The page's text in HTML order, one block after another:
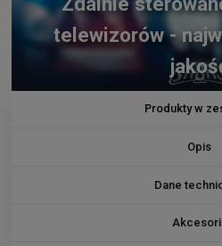
telewizorów -
Produkty w
Opis
Dane